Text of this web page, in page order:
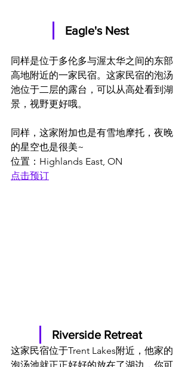
Eagle's Nest
同样是位于多伦多与渥太华之间的东部
高地附近的一家民宿。这家民宿的泡汤
池位于二层的露台，可以从高处看到湖
景，视野更好哦。
同样，这家附加也是有雪地摩托，夜晚
的星空也是很美~
位置：Highlands East, ON
点击预订
Riverside Retreat
这家民宿位于Trent Lakes附近，他家的